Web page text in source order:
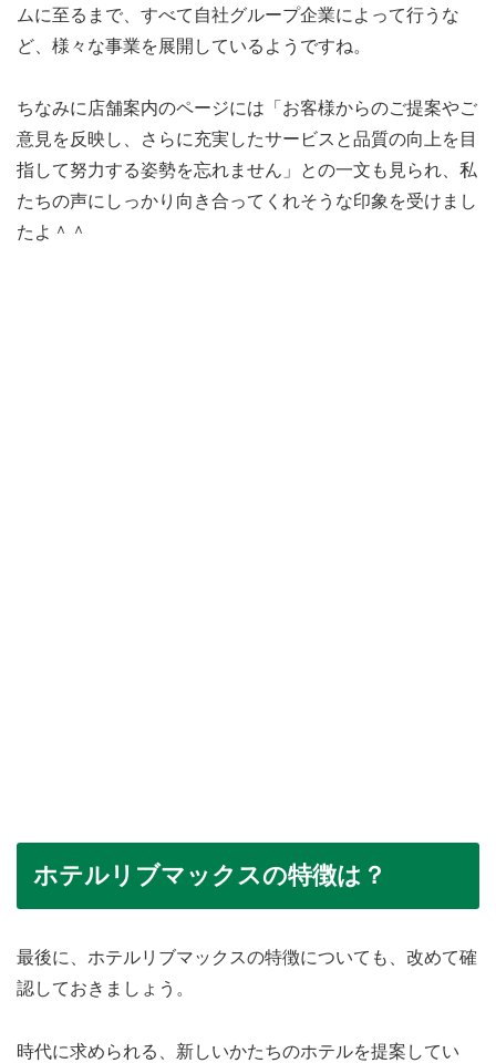
ムに至るまで、すべて自社グループ企業によって行うな
ど、様々な事業を展開しているようですね。
ちなみに店舗案内のページには「お客様からのご提案やご
意見を反映し、さらに充実したサービスと品質の向上を目
指して努力する姿勢を忘れません」との一文も見られ、私
たちの声にしっかり向き合ってくれそうな印象を受けまし
たよ＾＾
ホテルリブマックスの特徴は？
最後に、ホテルリブマックスの特徴についても、改めて確
認しておきましょう。
時代に求められる、新しいかたちのホテルを提案してい